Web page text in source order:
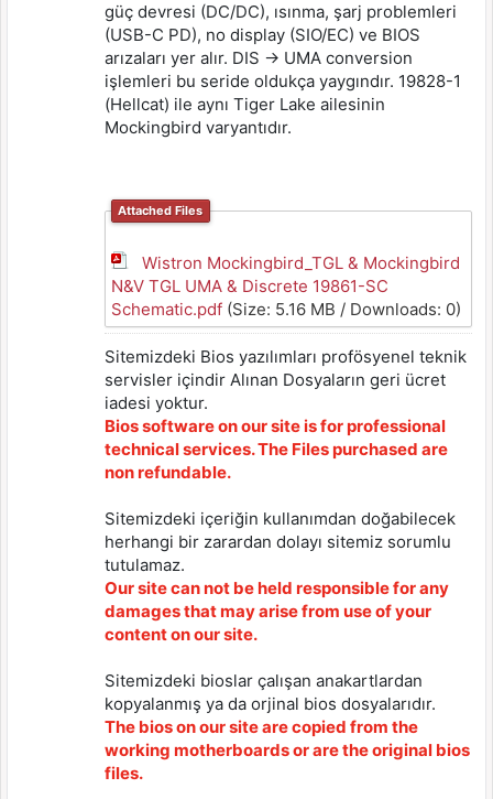
güç devresi (DC/DC), ısınma, şarj problemleri
(USB-C PD), no display (SIO/EC) ve BIOS
arızaları yer alır. DIS → UMA conversion
işlemleri bu seride oldukça yaygındır. 19828-1
(Hellcat) ile aynı Tiger Lake ailesinin
Mockingbird varyantıdır.
Attached Files
Wistron Mockingbird_TGL & Mockingbird
N&V TGL UMA & Discrete 19861-SC
Schematic.pdf(Size: 5.16 MB / Downloads: 0)
Sitemizdeki Bios yazılımları profösyenel teknik
servisler içindir Alınan Dosyaların geri ücret
iadesi yoktur.
Bios software on our site is for professional
technical services. The Files purchased are
non refundable.
Sitemizdeki içeriğin kullanımdan doğabilecek
herhangi bir zarardan dolayı sitemiz sorumlu
tutulamaz.
Our site can not be held responsible for any
damages that may arise from use of your
content on our site.
Sitemizdeki bioslar çalışan anakartlardan
kopyalanmış ya da orjinal bios dosyalarıdır.
The bios on our site are copied from the
working motherboards or are the original bios
files.